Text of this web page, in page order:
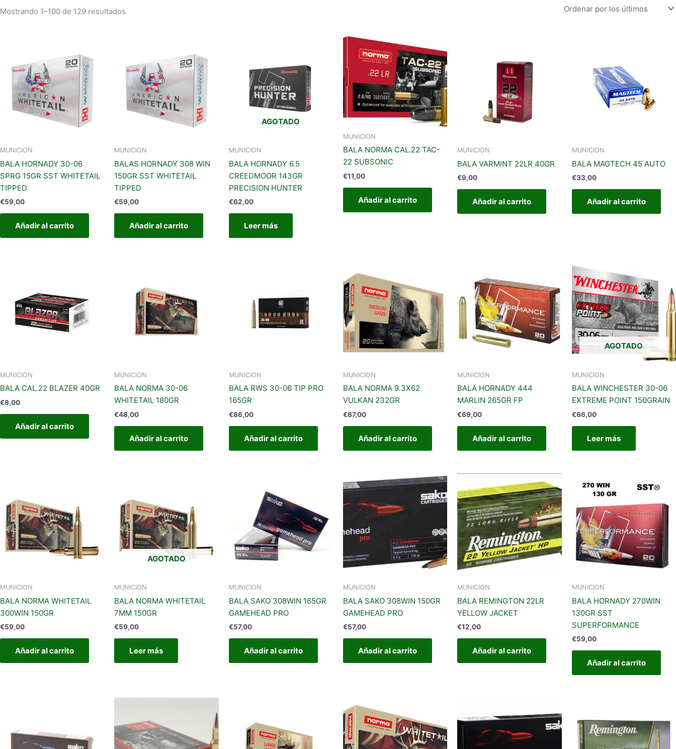
Mostrando 1–100 de 129 resultados
MUNICION
BALA HORNADY 30-06
SPRG 15GR SST WHITETAIL
TIPPED
€59,00
Añadir al carrito
MUNICION
BALAS HORNADY 308 WIN
150GR SST WHITETAIL
TIPPED
€59,00
Añadir al carrito
AGOTADO
MUNICION
BALA HORNADY 6.5
CREEDMOOR 143GR
PRECISION HUNTER
€62,00
Leer más
MUNICION
BALA NORMA CAL.22 TAC-
22 SUBSONIC
€11,00
Añadir al carrito
MUNICION
BALA VARMINT 22LR 40GR
€9,00
Añadir al carrito
MUNICION
BALA MAGTECH 45 AUTO
€33,00
Añadir al carrito
MUNICION
BALA CAL.22 BLAZER 40GR
€8,00
Añadir al carrito
MUNICION
BALA NORMA 30-06
WHITETAIL 180GR
€48,00
Añadir al carrito
MUNICION
BALA RWS 30-06 TIP PRO
165GR
€86,00
Añadir al carrito
MUNICION
BALA NORMA 9.3X62
VULKAN 232GR
€87,00
Añadir al carrito
MUNICION
BALA HORNADY 444
MARLIN 265GR FP
€69,00
Añadir al carrito
AGOTADO
MUNICION
BALA WINCHESTER 30-06
EXTREME POINT 150GRAIN
€66,00
Leer más
MUNICION
BALA NORMA WHITETAIL
300WIN 150GR
€59,00
Añadir al carrito
AGOTADO
MUNICION
BALA NORMA WHITETAIL
7MM 150GR
€59,00
Leer más
MUNICION
BALA SAKO 308WIN 165GR
GAMEHEAD PRO
€57,00
Añadir al carrito
MUNICION
BALA SAKO 308WIN 150GR
GAMEHEAD PRO
€57,00
Añadir al carrito
MUNICION
BALA REMINGTON 22LR
YELLOW JACKET
€12,00
Añadir al carrito
MUNICION
BALA HORNADY 270WIN
130GR SST
SUPERFORMANCE
€59,00
Añadir al carrito